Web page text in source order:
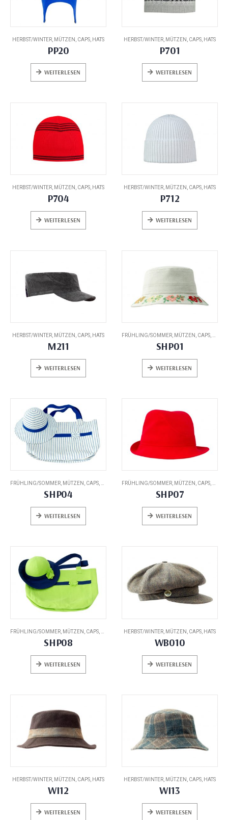
HERBST/WINTER MÜTZEN, CAPS, HATS
PP20
WEITERLESEN
HERBST/WINTER MÜTZEN, CAPS, HATS
P701
WEITERLESEN
HERBST/WINTER MÜTZEN, CAPS, HATS
P704
WEITERLESEN
HERBST/WINTER MÜTZEN, CAPS, HATS
P712
WEITERLESEN
HERBST/WINTER MÜTZEN, CAPS, HATS
M211
WEITERLESEN
FRÜHLING/SOMMER MÜTZEN, CAPS, HATS
SHP01
WEITERLESEN
FRÜHLING/SOMMER, MÜTZEN, CAPS, HATS
SHP04
WEITERLESEN
FRÜHLING/SOMMER, MÜTZEN, CAPS, HATS
SHP07
WEITERLESEN
FRÜHLING/SOMMER MÜTZEN, CAPS, HATS
SHP08
WEITERLESEN
HERBST/WINTER MÜTZEN, CAPS, HATS
WB010
WEITERLESEN
HERBST/WINTER MÜTZEN, CAPS, HATS
WI12
WEITERLESEN
HERBST/WINTER MÜTZEN, CAPS, HATS
WI13
WEITERLESEN